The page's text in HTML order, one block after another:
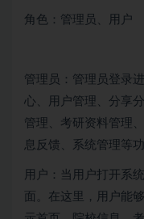
角色：管理员、用户
管理员：管理员登录
心、用户管理、分享
管理、考研资料管理
息反馈、系统管理等
用户：当用户打开系
面。在这里，用户能